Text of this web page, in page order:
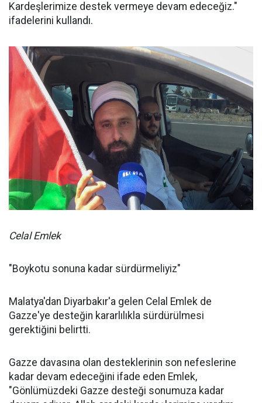
Kardeşlerimize destek vermeye devam edeceğiz."
ifadelerini kullandı.
Celal Emlek
"Boykotu sonuna kadar sürdürmeliyiz"
Malatya'dan Diyarbakır'a gelen Celal Emlek de
Gazze'ye desteğin kararlılıkla sürdürülmesi
gerektiğini belirtti.
Gazze davasına olan desteklerinin son nefeslerine
kadar devam edeceğini ifade eden Emlek,
"Gönlümüzdeki Gazze desteği sonumuza kadar